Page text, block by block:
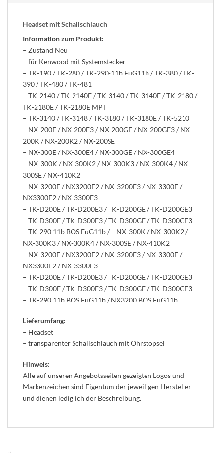
Headset mit Schallschlauch
Information zum Produkt:
– Zustand Neu
– für Kenwood mit Systemstecker
– TK-190 / TK-280 / TK-290-11b FuG11b / TK-380 / TK-
390 / TK-480 / TK-481
– TK-2140 / TK-2140E / TK-3140 / TK-3140E / TK-2180 /
TK-2180E / TK-2180E MPT
– TK-3140 / TK-3148 / TK-3180 / TK-3180E / TK-5210
– NX-200E / NX-200E3 / NX-200GE / NX-200GE3 / NX-
200K / NX-200K2 / NX-200SE
– NX-300E / NX-300E4 / NX-300GE / NX-300GE4
– NX-300K / NX-300K2 / NX-300K3 / NX-300K4 / NX-
300SE / NX-410K2
– NX-3200E / NX3200E2 / NX-3200E3 / NX-3300E /
NX3300E2 / NX-3300E3
– TK-D200E / TK-D200E3 / TK-D200GE / TK-D200GE3
– TK-D300E / TK-D300E3 / TK-D300GE / TK-D300GE3
– TK-290 11b BOS FuG11b / – NX-300K / NX-300K2 /
NX-300K3 / NX-300K4 / NX-300SE / NX-410K2
– NX-3200E / NX3200E2 / NX-3200E3 / NX-3300E /
NX3300E2 / NX-3300E3
– TK-D200E / TK-D200E3 / TK-D200GE / TK-D200GE3
– TK-D300E / TK-D300E3 / TK-D300GE / TK-D300GE3
– TK-290 11b BOS FuG11b / NX3200 BOS FuG11b
Lieferumfang:
– Headset
– transparenter Schallschlauch mit Ohrstöpsel
Hinweis:
Alle auf unseren Angebotsseiten gezeigten Logos und
Markenzeichen sind Eigentum der jeweiligen Hersteller
und dienen lediglich der Beschreibung.